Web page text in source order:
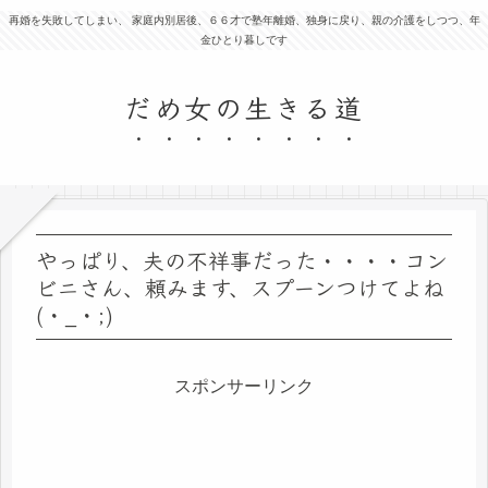
再婚を失敗してしまい、 家庭内別居後、６６才で塾年離婚、独身に戻り、親の介護をしつつ、年
金ひとり暮しです
だめ女の生きる道
やっぱり、夫の不祥事だった・・・・コン
ビニさん、頼みます、スプーンつけてよね
(・_・;)
スポンサーリンク